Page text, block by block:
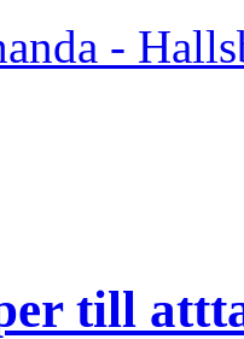
-
till